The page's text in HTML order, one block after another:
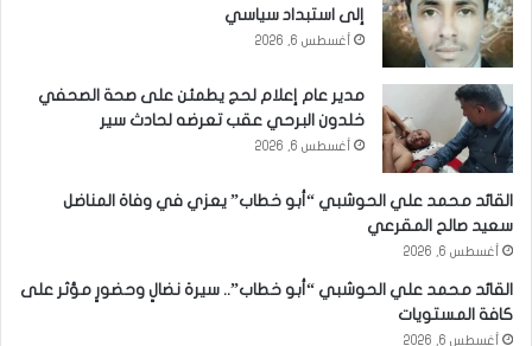
إلى استبداد سياسي
أغسطس 6, 2026
مدير عام إعلام لحج يطمئن على صحة الصحفي
خلدون البرحي عقب تعرضه لحادث سير
أغسطس 6, 2026
القائد محمد علي الحوشبي “أبو خطاب” يعزي في وفاة المناضل
سعيد صالح المقرعي
أغسطس 6, 2026
القائد محمد علي الحوشبي “أبو خطاب”.. سيرة نضالٍ وحضورٍ مؤثر على
كافة المستويات
أغسطس 6, 2026